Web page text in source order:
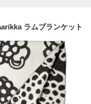
ラムブランケット